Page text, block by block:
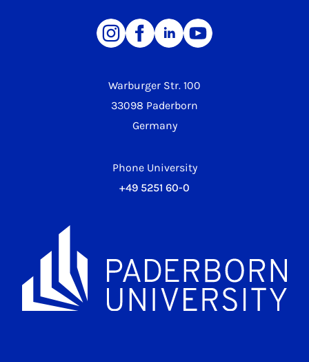
Warburger Str. 100
33098 Paderborn
Germany
Phone University
+49 5251 60-0